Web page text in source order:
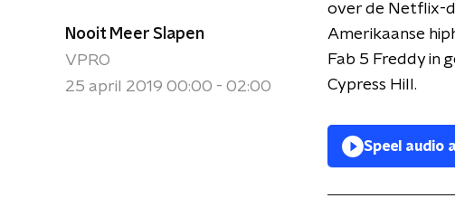
Nooit Meer Slapen
VPRO
25 april 2019 00:00 - 02:00
over de Netflix-
Amerikaanse
Fab 5 Freddy in
Cypress Hill.
Speel audio